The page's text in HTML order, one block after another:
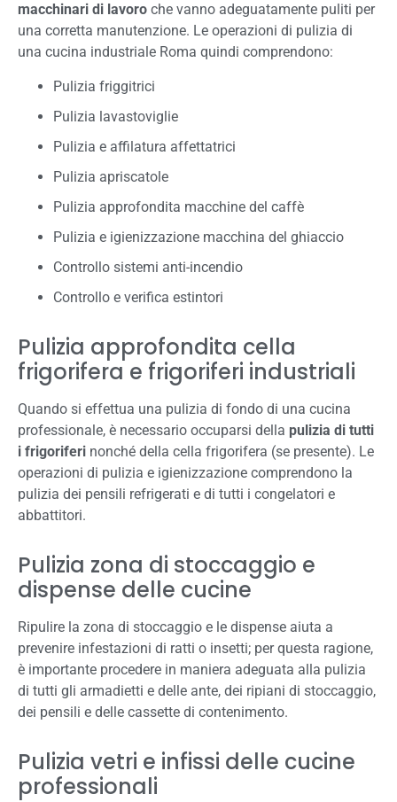
macchinari di lavoro che vanno adeguatamente puliti per
una corretta manutenzione. Le operazioni di pulizia di
una cucina industriale Roma quindi comprendono:
Pulizia friggitrici
Pulizia lavastoviglie
Pulizia e affilatura affettatrici
Pulizia apriscatole
Pulizia approfondita macchine del caffè
Pulizia e igienizzazione macchina del ghiaccio
Controllo sistemi anti-incendio
Controllo e verifica estintori
Pulizia approfondita cella
frigorifera e frigoriferi industriali
Quando si effettua una pulizia di fondo di una cucina
professionale, è necessario occuparsi della pulizia di tutti
i frigoriferi nonché della cella frigorifera (se presente). Le
operazioni di pulizia e igienizzazione comprendono la
pulizia dei pensili refrigerati e di tutti i congelatori e
abbattitori.
Pulizia zona di stoccaggio e
dispense delle cucine
Ripulire la zona di stoccaggio e le dispense aiuta a
prevenire infestazioni di ratti o insetti; per questa ragione,
è importante procedere in maniera adeguata alla pulizia
di tutti gli armadietti e delle ante, dei ripiani di stoccaggio,
dei pensili e delle cassette di contenimento.
Pulizia vetri e infissi delle cucine
professionali